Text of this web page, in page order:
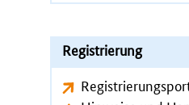
Registrierung